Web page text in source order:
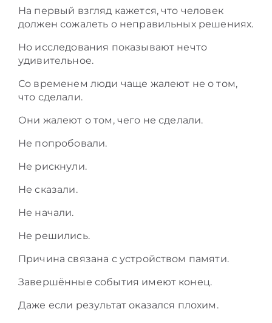
На первый взгляд кажется, что человек
должен сожалеть о неправильных решениях.
Но исследования показывают нечто
удивительное.
Со временем люди чаще жалеют не о том,
что сделали.
Они жалеют о том, чего не сделали.
Не попробовали.
Не рискнули.
Не сказали.
Не начали.
Не решились.
Причина связана с устройством памяти.
Завершённые события имеют конец.
Даже если результат оказался плохим.